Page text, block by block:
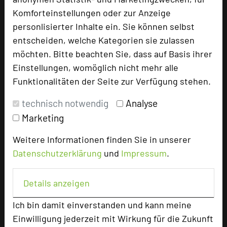
Komforteinstellungen oder zur Anzeige
personlisierter Inhalte ein. Sie können selbst
entscheiden, welche Kategorien sie zulassen
möchten. Bitte beachten Sie, dass auf Basis ihrer
Einstellungen, womöglich nicht mehr alle
Funktionalitäten der Seite zur Verfügung stehen.
technisch notwendig
Analyse
Marketing
Weitere Informationen finden Sie in unserer
Datenschutzerklärung und Impressum.
Details anzeigen
Ich bin damit einverstanden und kann meine
Einwilligung jederzeit mit Wirkung für die Zukunft
Parkhotel Schillerhain
Schillerhain 1
67292 Kirchheimbolanden
phone +49 6352 712-0
Email
Bewertung
Tagungsplaner
Tagungsleiter